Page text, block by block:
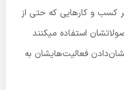
کسب و کارهایی که حتی از
استفاده میکنند
فعالیت‌هایشان به